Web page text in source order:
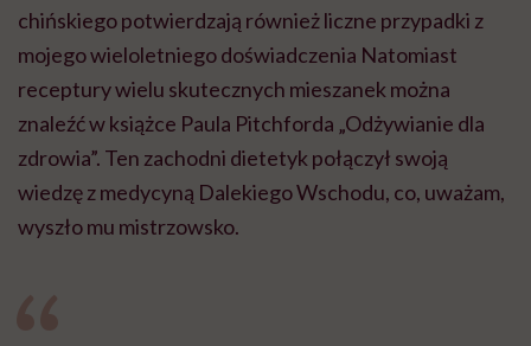
chińskiego potwierdzają również liczne przypadki z
mojego wieloletniego doświadczenia Natomiast
receptury wielu skutecznych mieszanek można
znaleźć w książce Paula Pitchforda „Odżywianie dla
zdrowia”. Ten zachodni dietetyk połączył swoją
wiedzę z medycyną Dalekiego Wschodu, co, uważam,
wyszło mu mistrzowsko.